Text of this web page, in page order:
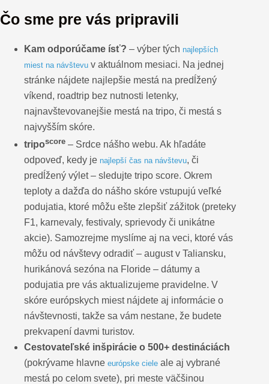
Čo sme pre vás pripravili
Kam odporúčame ísť? – výber tých najlepších
miest na návštevu v aktuálnom mesiaci. Na jednej
stránke nájdete najlepšie mestá na predĺžený
víkend, roadtrip bez nutnosti letenky,
najnavštevovanejšie mestá na tripo, či mestá s
najvyšším skóre.
triposcore – Srdce nášho webu. Ak hľadáte
odpoveď, kedy je najlepší čas na návštevu, či
predĺžený výlet – sledujte tripo score. Okrem
teploty a dažďa do nášho skóre vstupujú veľké
podujatia, ktoré môžu ešte zlepšiť zážitok (preteky
F1, karnevaly, festivaly, sprievody či unikátne
akcie). Samozrejme myslíme aj na veci, ktoré vás
môžu od návštevy odradiť – august v Taliansku,
hurikánová sezóna na Floride – dátumy a
podujatia pre vás aktualizujeme pravidelne. V
skóre európskych miest nájdete aj informácie o
návštevnosti, takže sa vám nestane, že budete
prekvapení davmi turistov.
Cestovateľské inšpirácie o 500+ destináciách
(pokrývame hlavne európske ciele ale aj vybrané
mestá po celom svete), pri meste väčšinou